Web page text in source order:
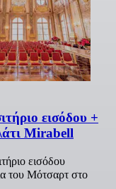
εισόδου +
Mirabell
εισόδου
του Μότσαρτ στο